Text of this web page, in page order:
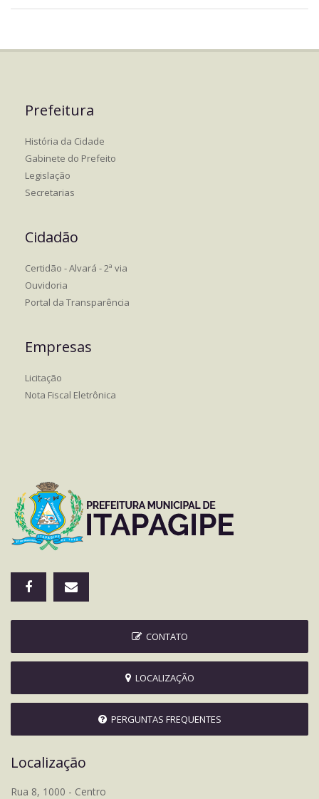
Prefeitura
História da Cidade
Gabinete do Prefeito
Legislação
Secretarias
Cidadão
Certidão - Alvará - 2ª via
Ouvidoria
Portal da Transparência
Empresas
Licitação
Nota Fiscal Eletrônica
CONTATO
LOCALIZAÇÃO
PERGUNTAS FREQUENTES
Localização
Rua 8, 1000 - Centro